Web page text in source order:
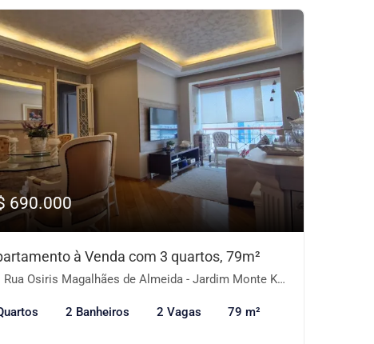
690.000
à Venda com 3 quartos, 79m²
Rua Osiris Magalhães de Almeida - Jardim Monte Kemel, São Paulo-SP
2 Banheiros 2 Vagas 79 m²